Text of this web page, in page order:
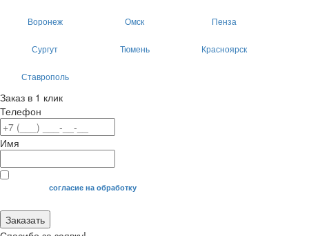
Воронеж Омск Пенза
Сургут Тюмень Красноярск
Ставрополь
Заказ в 1 клик
Телефон
Имя
Я даю своесогласие на обработку
Заказать